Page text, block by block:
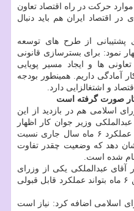
حرکت در راه اقتصاد تعاون
به سهم ۲۵ درصدی در اقتصاد ایران هم باید دنبال
پشتیبانی از طرح های توسعه
نمود: برای بسترسازی قانونی
ها و ایجاد مسیر پویایی
آمادگی داریم. همینطور بودجه
صورت گرفته است
اسلامی هم در بازدید از این
وزیر جوان کار اظهار
داشت: باید آمارهای مقایسه ای از عملکرد ۶ ماه سال جاری نسبت
نشان دهد که وضعیت چقدر تفاوت
شده است.
آقای عبدالملکی یکی از وزرای
جوان است که انتظار هم بود در این ۶ ماه بتواند عملکرد قابل قبولی
اسلامی اضافه کرد: نیاز است